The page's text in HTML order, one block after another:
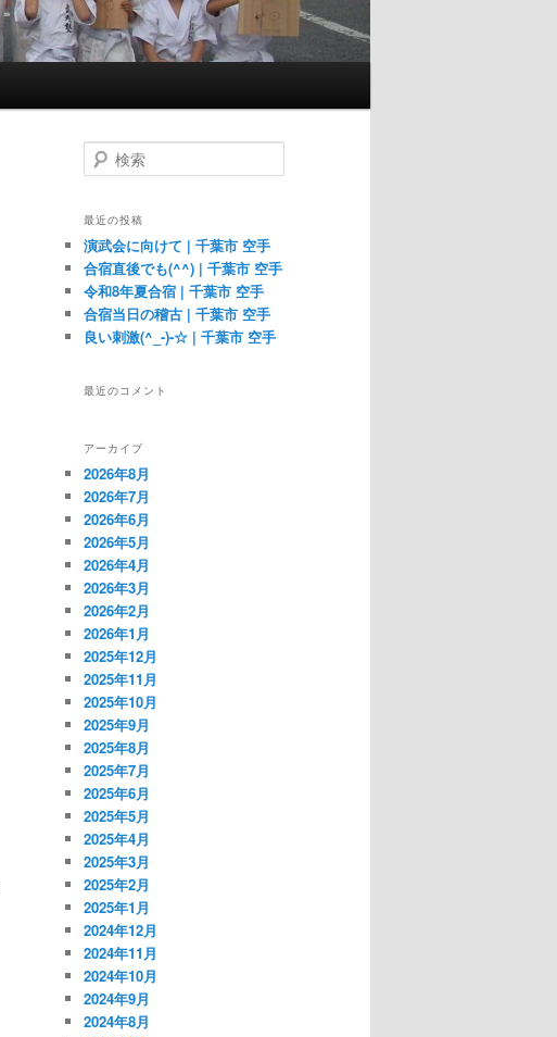
検
索
最近の投稿
演武会に向けて | 千葉市 空手
合宿直後でも(^^) | 千葉市 空手
令和8年夏合宿 | 千葉市 空手
合宿当日の稽古 | 千葉市 空手
良い刺激(^_-)-☆ | 千葉市 空手
最近のコメント
アーカイブ
2026年8月
2026年7月
2026年6月
2026年5月
2026年4月
2026年3月
2026年2月
2026年1月
2025年12月
2025年11月
2025年10月
2025年9月
2025年8月
2025年7月
2025年6月
2025年5月
2025年4月
2025年3月
2025年2月
2025年1月
2024年12月
2024年11月
2024年10月
2024年9月
2024年8月